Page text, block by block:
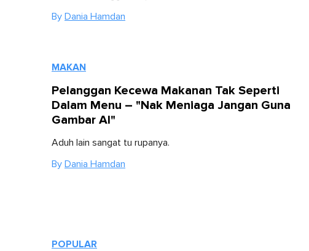
By Dania Hamdan
MAKAN
Pelanggan Kecewa Makanan Tak Seperti
Dalam Menu – "Nak Meniaga Jangan Guna
Gambar AI"
Aduh lain sangat tu rupanya.
By Dania Hamdan
POPULAR